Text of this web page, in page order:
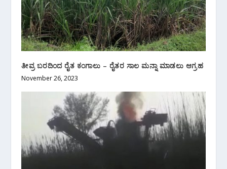
ತೀವ್ರ ಬರದಿಂದ ರೈತ ಕಂಗಾಲು – ರೈತರ ಸಾಲ ಮನ್ನಾ ಮಾಡಲು ಆಗ್ರಹ
November 26, 2023